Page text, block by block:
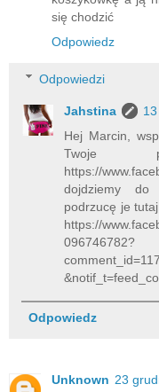
się chodzić
Odpowiedz
Odpowiedzi
Jahstina
Hej Marcin,
Twoje
https://
dojdziemy do
podrzucę je
https://
096746782?
Odpowiedz
Unknown 23